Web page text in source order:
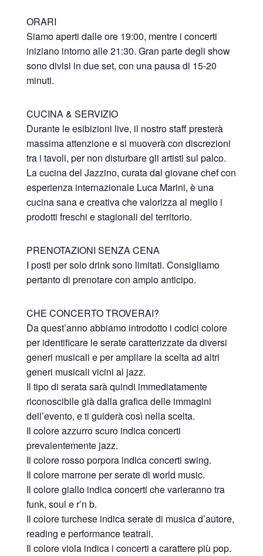
ORARI
Siamo aperti dalle ore 19:00, mentre i concerti
iniziano intorno alle 21:30. Gran parte degli show
sono divisi in due set, con una pausa di 15-20
minuti.
CUCINA & SERVIZIO
Durante le esibizioni live, il nostro staff presterà
massima attenzione e si muoverà con discrezioni
tra i tavoli, per non disturbare gli artisti sul palco.
La cucina del Jazzino, curata dal giovane chef con
esperienza internazionale Luca Marini, è una
cucina sana e creativa che valorizza al meglio i
prodotti freschi e stagionali del territorio.
PRENOTAZIONI SENZA CENA
I posti per solo drink sono limitati. Consigliamo
pertanto di prenotare con ampio anticipo.
CHE CONCERTO TROVERAI?
Da quest’anno abbiamo introdotto i codici colore
per identificare le serate caratterizzate da diversi
generi musicali e per ampliare la scelta ad altri
generi musicali vicini al jazz.
Il tipo di serata sarà quindi immediatamente
riconoscibile già dalla grafica delle immagini
dell’evento, e ti guiderà così nella scelta.
Il colore azzurro scuro indica concerti
prevalentemente jazz.
Il colore rosso porpora indica concerti swing.
Il colore marrone per serate di world music.
Il colore giallo indica concerti che varieranno tra
funk, soul e r’n b.
Il colore turchese indica serate di musica d’autore,
reading e performance teatrali.
Il colore viola indica i concerti a carattere più pop.